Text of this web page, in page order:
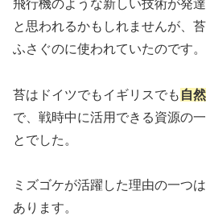
飛行機のような新しい技術が発
と思われるかもしれませんが、
ふさぐのに使われていたのです。
苔はドイツでもイギリスでも 自
で、戦時中に活用できる資源の
とでした。
ミズゴケが活躍した理由の一つ
あります。